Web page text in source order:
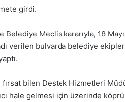
girdi.
Belediye Meclis kararıyla, 18
verilen bulvarda belediye
fırsat bilen Destek Hizmetleri
hale gelmesi için üzerinde